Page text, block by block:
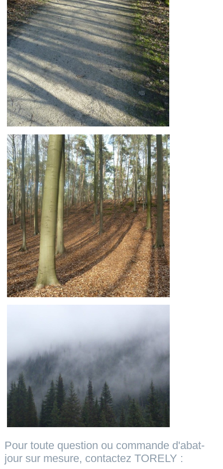
Pour toute question ou commande d'abat-
jour sur mesure, contactez TORELY :